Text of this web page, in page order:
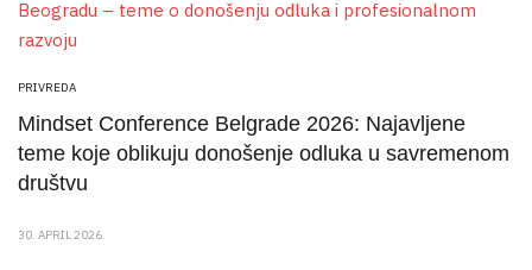
PRIVREDA
Mindset Conference Belgrade 2026: Najavljene
teme koje oblikuju donošenje odluka u savremenom
društvu
30. APRIL 2026.